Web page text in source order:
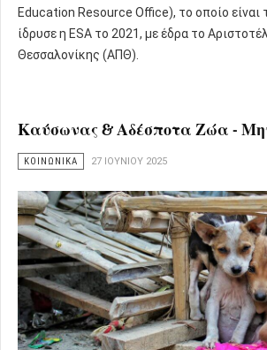
Education Resource Office), το οποίο είναι
ίδρυσε η ESA το 2021, με έδρα το
Θεσσαλονίκης (ΑΠΘ).
Καύσωνας & Αδέσποτα Ζώα -
ΚΟΙΝΩΝΙΚΑ 27 ΙΟΥΝΊΟΥ 2025